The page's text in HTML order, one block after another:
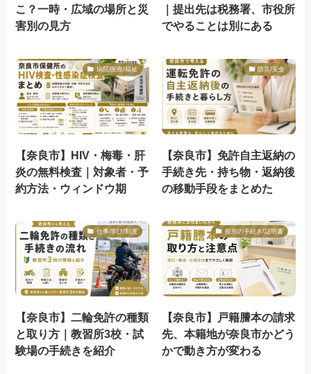
こ？一時・広域の場所と災
害別の見方
｜提出先は税務署、市役所
でやることは別にある
病院/医療/福祉
【奈良市】HIV・梅毒・肝
炎の無料検査｜対象者・予
約方法・ウィンドウ期
防災/安全
【奈良市】免許自主返納の
手続き先・持ち物・返納後
の移動手段をまとめた
仕事/学び/制度
【奈良市】二輪免許の種類
と取り方｜教習所3校・試
験場の手続きを紹介
役所の手続き/証明書
【奈良市】戸籍謄本の請求
先、本籍地が奈良市かどう
かで動き方が変わる